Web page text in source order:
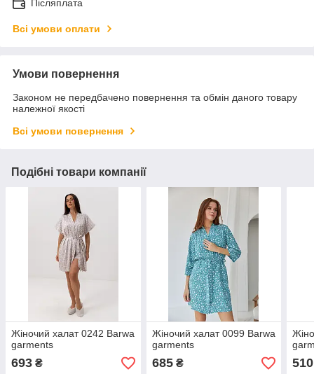
Післяплата
Всі умови оплати
Умови повернення
Законом не передбачено повернення та обмін даного товару
належної якості
Всі умови повернення
Подібні товари компанії
Жіночий халат 0242 Barwa
garments
693 ₴
Жіночий халат 0099 Barwa
garments
685₴ 510